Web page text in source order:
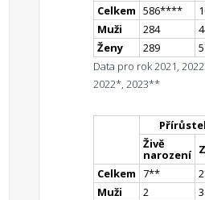
Celkem 586****
Muži
284
Ženy
289
Data pro rok 2021,
2022*, 2023**
Živě
narození
Celkem 7** 2
Muži
2 3